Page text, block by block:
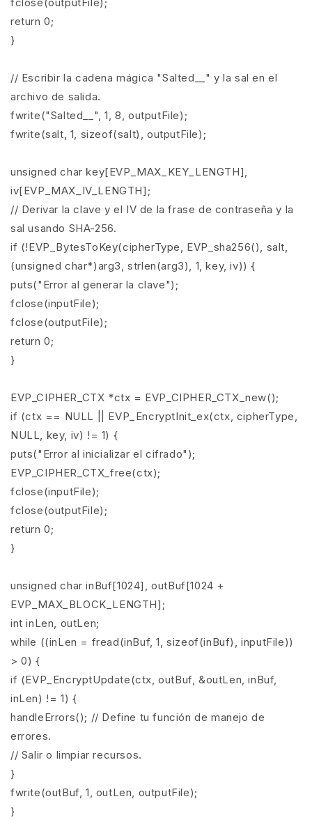
return 0;
}
// Escribir la cadena mágica "Salted__" y la sal en el
archivo de salida.
fwrite("Salted__", 1, 8, outputFile);
fwrite(salt, 1, sizeof(salt), outputFile);
unsigned char key[EVP_MAX_KEY_LENGTH],
iv[EVP_MAX_IV_LENGTH];
// Derivar la clave y el IV de la frase de contraseña y la
sal usando SHA-256.
if (!EVP_BytesToKey(cipherType, EVP_sha256(), salt,
(unsigned char*)arg3, strlen(arg3), 1, key, iv)) {
puts("Error al generar la clave");
fclose(inputFile);
fclose(outputFile);
return 0;
}
EVP_CIPHER_CTX *ctx = EVP_CIPHER_CTX_new();
if (ctx == NULL || EVP_EncryptInit_ex(ctx, cipherType,
NULL, key, iv) != 1) {
puts("Error al inicializar el cifrado");
EVP_CIPHER_CTX_free(ctx);
fclose(inputFile);
fclose(outputFile);
return 0;
}
unsigned char inBuf[1024], outBuf[1024 +
EVP_MAX_BLOCK_LENGTH];
int inLen, outLen;
while ((inLen = fread(inBuf, 1, sizeof(inBuf), inputFile))
> 0) {
if (EVP_EncryptUpdate(ctx, outBuf, &outLen, inBuf,
inLen) != 1) {
handleErrors(); // Define tu función de manejo de
errores.
// Salir o limpiar recursos.
}
fwrite(outBuf, 1, outLen, outputFile);
}